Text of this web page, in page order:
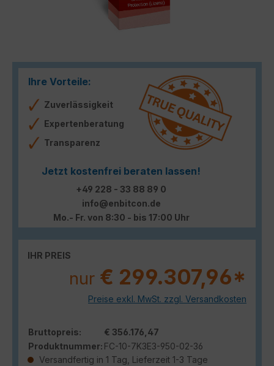
Ihre Vorteile:
Zuverlässigkeit
Expertenberatung
Transparenz
Jetzt kostenfrei beraten lassen!
+49 228 - 33 88 89 0
info@enbitcon.de
Mo.- Fr. von 8:30 - bis 17:00 Uhr
IHR PREIS
nur € 299.307,96*
Preise exkl. MwSt. zzgl. Versandkosten
Bruttopreis:
€ 356.176,47
Produktnummer: FC-10-7K3E3-950-02-36
Versandfertig in 1 Tag, Lieferzeit 1-3 Tage